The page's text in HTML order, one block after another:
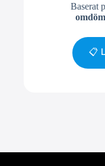
Baserat
📋